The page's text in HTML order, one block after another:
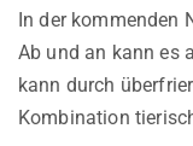
In der kommenden
Ab und an kann es
kann durch
Kombination